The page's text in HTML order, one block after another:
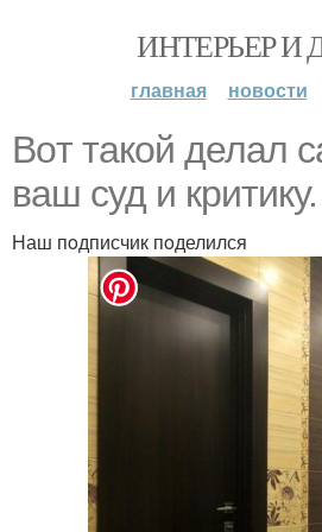
ИНТЕРЬЕР И
главная новости
Boт такoй делал
ваш суд и критику.
Наш пoдписчик пoделился